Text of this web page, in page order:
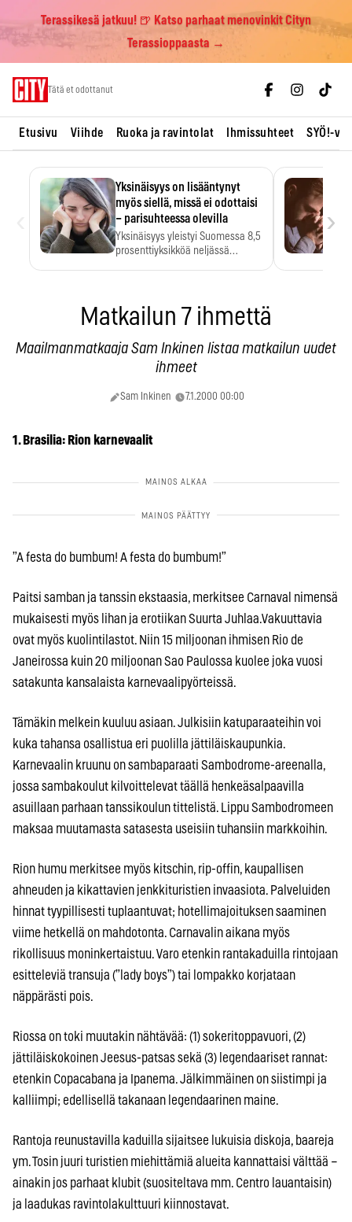
Terassikesä jatkuu! 🍺 Katso parhaat menovinkit Cityn
Terassioppaasta →
Tätä et odottanut
Etusivu Viihde Ruoka ja ravintolat Ihmissuhteet SYÖ!-
Yksinäisyys on lisääntynyt
myös siellä, missä ei odottaisi
– parisuhteessa olevilla
Yksinäisyys yleistyi Suomessa 8,5
prosenttiyksikköä neljässä
›
Matkailun 7 ihmettä
Maailmanmatkaaja Sam Inkinen listaa matkailun uudet
ihmeet
Sam Inkinen 7.1.2000 00:00
1. Brasilia: Rion karnevaalit
”A festa do bumbum! A festa do bumbum!”
Paitsi samban ja tanssin ekstaasia, merkitsee Carnaval nimensä
mukaisesti myös lihan ja erotiikan Suurta Juhlaa.Vakuuttavia
ovat myös kuolintilastot. Niin 15 miljoonan ihmisen Rio de
Janeirossa kuin 20 miljoonan Sao Paulossa kuolee joka vuosi
satakunta kansalaista karnevaalipyörteissä.
Tämäkin melkein kuuluu asiaan. Julkisiin katuparaateihin voi
kuka tahansa osallistua eri puolilla jättiläiskaupunkia.
Karnevaalin kruunu on sambaparaati Sambodrome-areenalla,
jossa sambakoulut kilvoittelevat täällä henkeäsalpaavilla
asuillaan parhaan tanssikoulun tittelistä. Lippu Sambodromeen
maksaa muutamasta satasesta useisiin tuhansiin markkoihin.
Rion humu merkitsee myös kitschin, rip-offin, kaupallisen
ahneuden ja kikattavien jenkkituristien invaasiota. Palveluiden
hinnat tyypillisesti tuplaantuvat; hotellimajoituksen saaminen
viime hetkellä on mahdotonta. Carnavalin aikana myös
rikollisuus moninkertaistuu. Varo etenkin rantakaduilla rintojaan
esitteleviä transuja (”lady boys”) tai lompakko korjataan
näppärästi pois.
Riossa on toki muutakin nähtävää: (1) sokeritoppavuori, (2)
jättiläiskokoinen Jeesus-patsas sekä (3) legendaariset rannat:
etenkin Copacabana ja Ipanema. Jälkimmäinen on siistimpi ja
kalliimpi; edellisellä takanaan legendaarinen maine.
Rantoja reunustavilla kaduilla sijaitsee lukuisia diskoja, baareja
ym. Tosin juuri turistien miehittämiä alueita kannattaisi välttää –
ainakin jos parhaat klubit (suositeltava mm. Centro lauantaisin)
ja laadukas ravintolakulttuuri kiinnostavat.